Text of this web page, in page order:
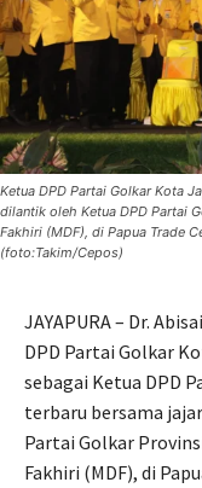
Ketua DPD Partai Golkar Kota
dilantik oleh Ketua DPD Partai
Fakhiri (MDF), di Papua Trade
(foto:Takim/Cepos)
JAYAPURA – Dr.
DPD Partai Golkar
sebagai Ketua DPD
terbaru bersama
Partai Golkar
Fakhiri (MDF), di